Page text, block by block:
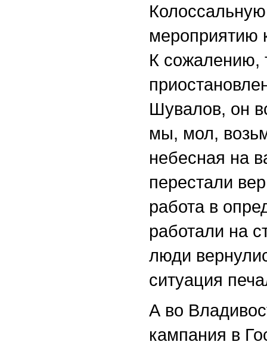
мероприятию
К сожалению,
Шувалов, он
мы, мол,
небесная на
перестали
работа в
работали на
люди
ситуация
А во
кампания в